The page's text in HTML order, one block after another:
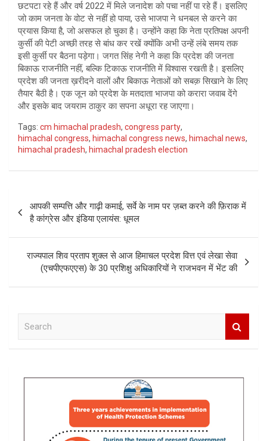
छटपटा रहे हैं और वर्ष 2022 में मिले जनादेश को पचा नहीं पा रहे हैं। इसलिए
जो काम जनता के वोट से नहीं हो पाया, उसे भाजपा ने धनबल से करने का
प्रयास किया है, जो असफल हो चुका है। उन्होंने कहा कि नेता प्रतिपक्ष अपनी
कुर्सी की पेटी अच्छी तरह से बांध कर रखें क्योंकि अभी उन्हें लंबे समय तक
इसी कुर्सी पर बैठना पड़ेगा। जगत सिंह नेगी ने कहा कि प्रदेश की जनता
बिकाऊ राजनीति नहीं, बल्कि टिकाऊ राजनीति में विश्वास रखती है। इसलिए
प्रदेश की जनता ख़रीदने वालों और बिकाऊ नेताओं को सबक़ सिखाने के लिए
तैयार बैठी है। एक जून को प्रदेश के मतदाता भाजपा को करारा जवाब देंगे
और इसके बाद जयराम ठाकुर का सपना अधूरा रह जाएगा।
Tags: cm himachal pradesh, congress party,
himachal congress, himachal congress news, himachal news,
himachal pradesh, himachal pradesh election
navigation
आपकी सम्पत्ति और गाढ़ी कमाई, सर्वे के नाम पर ज़ब्त करने की फ़िराक में
है कांग्रेस और इंडिया एलायंस: धूमल
राज्यपाल शिव प्रताप शुक्ल से आज हिमाचल प्रदेश वित्त एवं लेखा सेवा
(एचपीएफएएस) के 30 प्रशिक्षु अधिकारियों ने राजभवन में भेंट की